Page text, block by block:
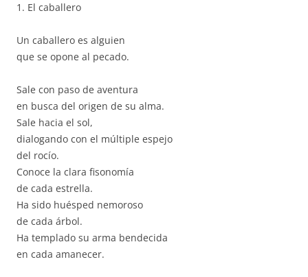
1. El caballero
Un caballero es alguien
que se opone al pecado.
Sale con paso de aventura
en busca del origen de su alma.
Sale hacia el sol,
dialogando con el múltiple espejo
del rocío.
Conoce la clara fisonomía
de cada estrella.
Ha sido huésped nemoroso
de cada árbol.
Ha templado su arma bendecida
en cada amanecer.